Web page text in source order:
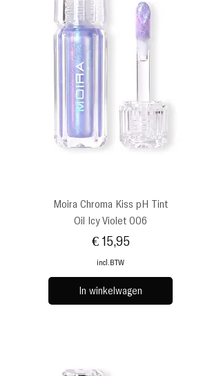
Moira Chroma Kiss pH Tint
Oil Icy Violet 006
Prijs
€ 15,95
incl.BTW
In winkelwagen